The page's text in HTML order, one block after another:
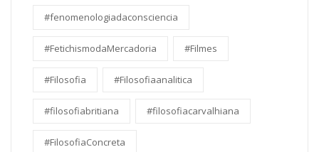
#fenomenologiadaconsciencia
#FetichismodaMercadoria #Filmes
#Filosofia #Filosofiaanalitica
#filosofiabritiana #filosofiacarvalhiana
#FilosofiaConcreta